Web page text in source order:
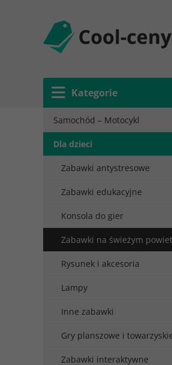
Kategorie
Samochód – Motocykl
Dla dzieci
Zabawki antystresowe
Zabawki edukacyjne
Konsola do gier
Zabawki na świeżym
Rysunek i akcesoria
Lampy
Inne zabawki
Gry planszowe i
Zabawki interaktywne